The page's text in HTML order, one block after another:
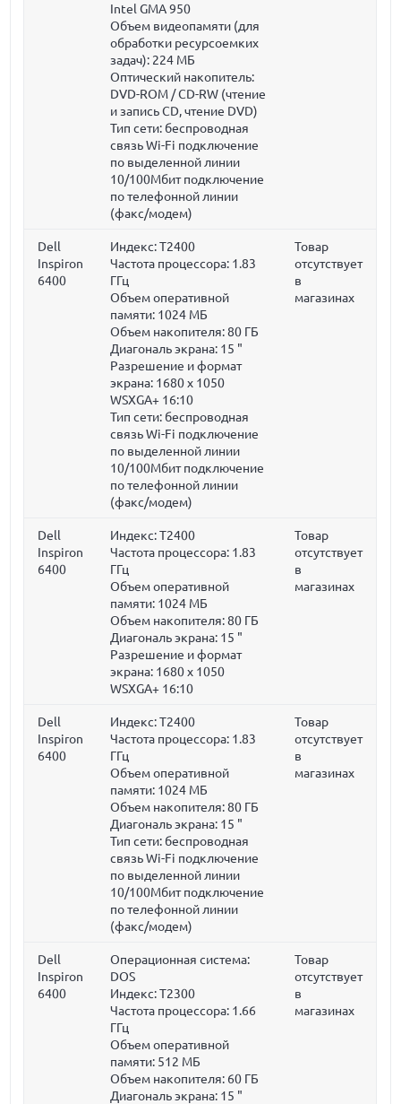
Intel GMA 950
Объем видеопамяти (для
обработки ресурсоемких
задач): 224 МБ
Оптический накопитель:
DVD-ROM / CD-RW (чтение
и запись CD, чтение DVD)
Тип сети: беспроводная
связь Wi-Fi подключение
по выделенной линии
10/100Мбит подключение
по телефонной линии
(факс/модем)
Dell
Inspiron
6400
Индекс: T2400
Частота процессора: 1.83
ГГц
Объем оперативной
памяти: 1024 МБ
Объем накопителя:80 ГБ
Диагональ экрана: 15 "
Разрешение и формат
экрана: 1680 x 1050
WSXGA+ 16:10
Тип сети: беспроводная
связь Wi-Fi подключение
по выделенной линии
10/100Мбит подключение
по телефонной линии
(факс/модем)
Товар
отсутствует
в
магазинах
Dell
Inspiron
6400
Индекс: T2400
Частота процессора: 1.83
ГГц
Объем оперативной
памяти: 1024 МБ
Объем накопителя:80 ГБ
Диагональ экрана: 15 "
Разрешение и формат
экрана: 1680 x 1050
WSXGA+ 16:10
Товар
отсутствует
в
магазинах
Dell
Inspiron
6400
Индекс: T2400
Частота процессора: 1.83
ГГц
Объем оперативной
памяти: 1024 МБ
Объем накопителя:80 ГБ
Диагональ экрана: 15 "
Тип сети: беспроводная
связь Wi-Fi подключение
по выделенной линии
10/100Мбит подключение
по телефонной линии
(факс/модем)
Товар
отсутствует
в
магазинах
Dell
Inspiron
6400
Операционная система:
DOS
Индекс: T2300
Частота процессора: 1.66
ГГц
Объем оперативной
памяти: 512 МБ
Объем накопителя: 60 ГБ
Диагональ экрана: 15 "
Товар
отсутствует
в
магазинах